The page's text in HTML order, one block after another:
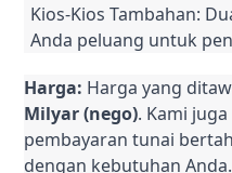
Kios-Kios Tambahan:
Anda peluang untuk
Harga: Harga yang
Milyar (nego). Kami
pembayaran tunai
dengan kebutuhan Anda.